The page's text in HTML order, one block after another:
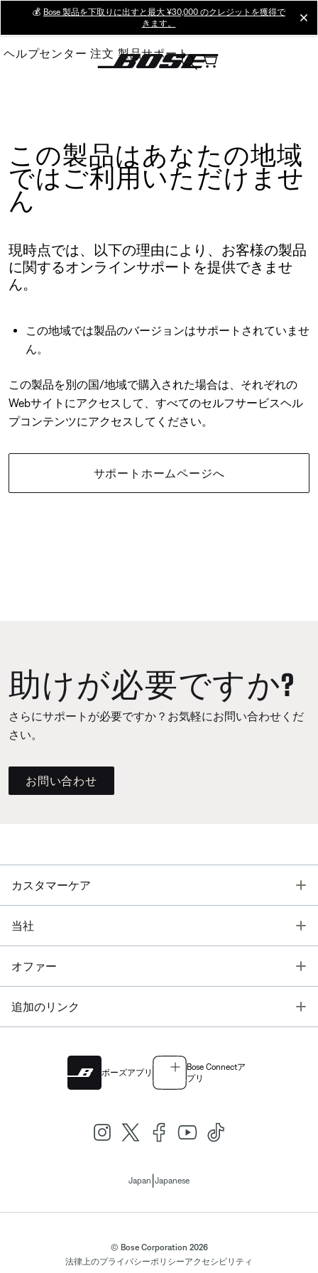
Main
💰 Bose 製品を下取りに出すと最大 ¥30,000 のクレジットを獲得で
きます。
ヘルプセンター 注文 製品サポート
この製品はあなたの地域
ではご利用いただけませ
ん
現時点では、以下の理由により、お客様の製品
に関するオンラインサポートを提供できませ
ん。
この地域では製品のバージョンはサポートされていませ
ん。
この製品を別の国/地域で購入された場合は、それぞれの
Webサイトにアクセスして、すべてのセルフサービスヘル
プコンテンツにアクセスしてください。
サポートホームページへ
助けが必要ですか?
さらにサポートが必要ですか？お気軽にお問い合わせくだ
さい。
お問い合わせ
カスタマーケア
当社
オファー
追加のリンク
ボーズアプリ
Bose Connectア
プリ
Japan Japanese
© Bose Corporation 2026
法律上のプライバシーポリシーアクセシビリティ